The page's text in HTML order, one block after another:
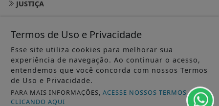
JUSTIÇA
ASSEMBLEIA LEGISLATIVA
CÂMARA DOS VEREADORES - PVH
GERAL
Termos de Uso e Privacidade
Esse site utiliza cookies para melhorar sua
experiência de navegação. Ao continuar o acesso,
entendemos que você concorda com nossos Termos
de Uso e Privacidade.
PARA MAIS INFORMAÇÕES,ACESSE NOSSOS TERMOS
CLICANDO AQUI